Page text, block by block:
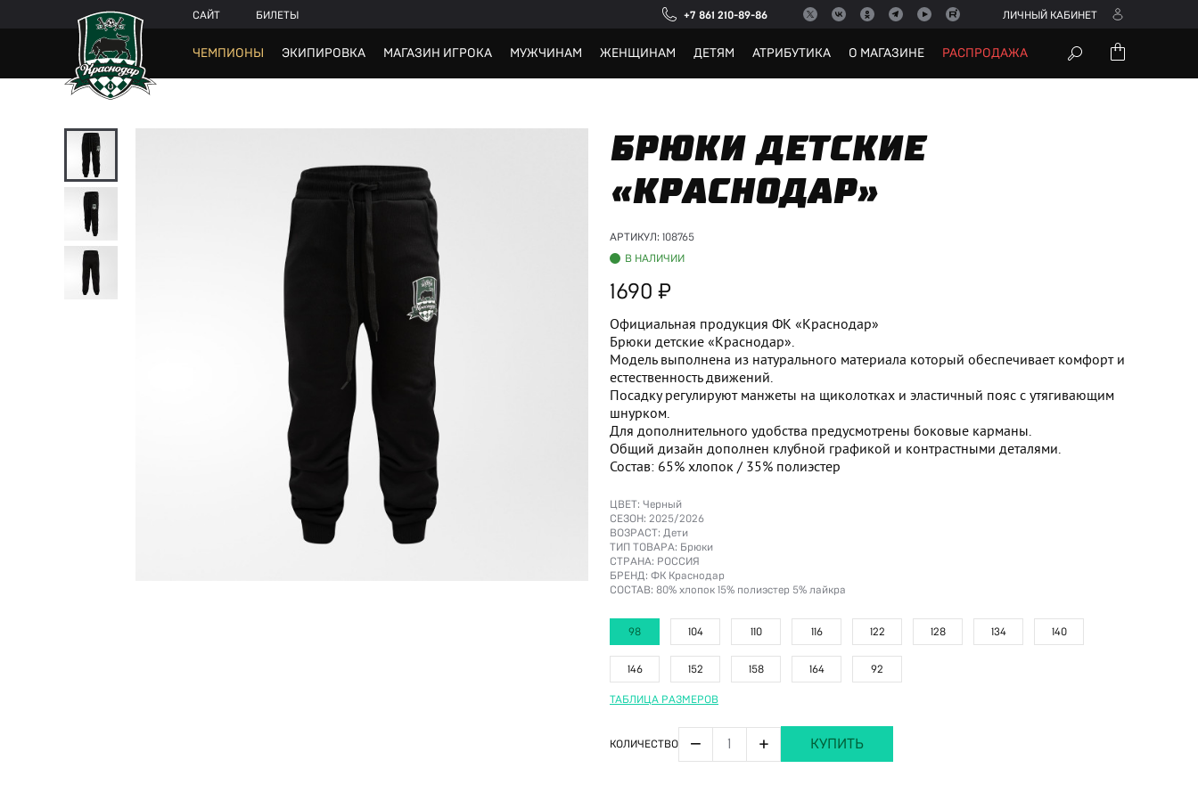
САЙТ БИЛЕТЫ +7 861 210-89-86 ЛИЧНЫЙ КАБИНЕТ
ЧЕМПИОНЫ ЭКИПИРОВКА МАГАЗИН ИГРОКА МУЖЧИНАМ ЖЕНЩИНАМ ДЕТЯМ АТРИБУТИКА О МАГАЗИНЕ РАСПРОДАЖА
БРЮКИ ДЕТСКИЕ
«КРАСНОДАР»
АРТИКУЛ: 108765
В НАЛИЧИИ
1690
Официальная продукция ФК «Краснодар»
Брюки детские «Краснодар».
Модель выполнена из натурального материала который обеспечивает комфорт и
естественность движений.
Посадку регулируют манжеты на щиколотках и эластичный пояс с утягивающим
шнурком.
Для дополнительного удобства предусмотрены боковые карманы.
Общий дизайн дополнен клубной графикой и контрастными деталями.
Состав: 65% хлопок / 35% полиэстер
ЦВЕТ: Черный
СЕЗОН: 2025/2026
ВОЗРАСТ: Дети
ТИП ТОВАРА: Брюки
СТРАНА: РОССИЯ
БРЕНД: ФК Краснодар
СОСТАВ: 80% хлопок 15% полиэстер 5% лайкра
98 104 110 116 122 128 134 140
146 152 158 164 92
ТАБЛИЦА РАЗМЕРОВ
КОЛИЧЕСТВО − + КУПИТЬ